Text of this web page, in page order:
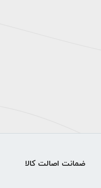
ضمانت اصالت کالا